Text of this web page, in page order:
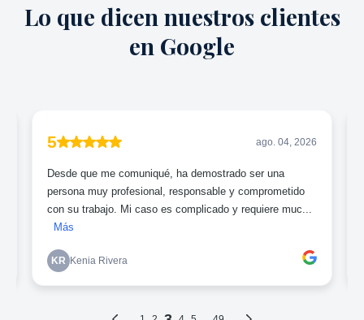
Lo que dicen nuestros clientes
en Google